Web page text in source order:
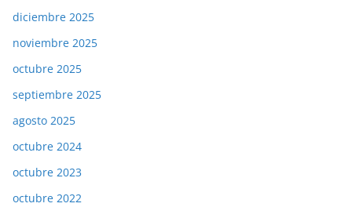
diciembre 2025
noviembre 2025
octubre 2025
septiembre 2025
agosto 2025
octubre 2024
octubre 2023
octubre 2022